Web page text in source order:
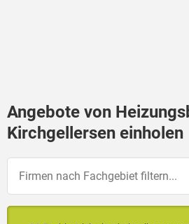
Angebote von
Kirchgellersen einholen